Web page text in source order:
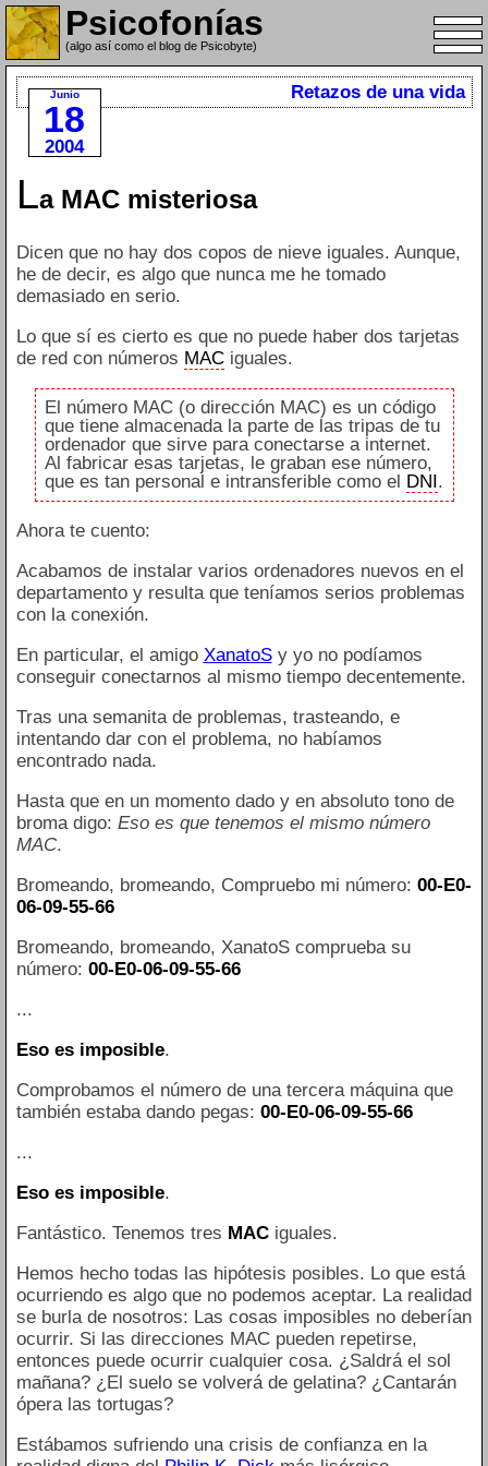
Psicofonías
(algo así como el blog de Psicobyte)
Junio
18
2004
Retazos de una vida
La MAC misteriosa
Dicen que no hay dos copos de nieve iguales. Aunque,
he de decir, es algo que nunca me he tomado
demasiado en serio.
Lo que sí es cierto es que no puede haber dos tarjetas
de red con números MACiguales.
El número MAC (o dirección MAC) es un código
que tiene almacenada la parte de las tripas de tu
ordenador que sirve para conectarse a internet.
Al fabricar esas tarjetas, le graban ese número,
que es tan personal e intransferible como el
DNI .
Ahora te cuento:
Acabamos de instalar varios ordenadores nuevos en el
departamento y resulta que teníamos serios problemas
con la conexión.
En particular, el amigo XanatoSy yo no podíamos
conseguir conectarnos al mismo tiempo decentemente.
Tras una semanita de problemas, trasteando, e
intentando dar con el problema, no habíamos
encontrado nada.
Hasta que en un momento dado y en absoluto tono de
broma digo: Eso es que tenemos el mismo número
MAC.
Bromeando, bromeando, Compruebo mi número: 00-E0-
06-09-55-66
Bromeando, bromeando, XanatoS comprueba su
número: 00-E0-06-09-55-66
...
Eso es imposible.
Comprobamos el número de una tercera máquina que
también estaba dando pegas: 00-E0-06-09-55-66
...
Eso es imposible.
Fantástico. Tenemos tres MACiguales.
Hemos hecho todas las hipótesis posibles. Lo que está
ocurriendo es algo que no podemos aceptar. La realidad
se burla de nosotros: Las cosas imposibles no deberían
ocurrir. Si las direcciones MAC pueden repetirse,
entonces puede ocurrir cualquier cosa. ¿Saldrá el sol
mañana? ¿El suelo se volverá de gelatina? ¿Cantarán
ópera las tortugas?
Estábamos sufriendo una crisis de confianza en la